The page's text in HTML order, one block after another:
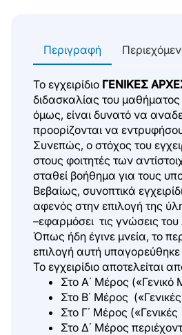
Περιγραφή
Το εγχειρίδιο ΓΕΝΙΚΕΣ
διδασκαλίας του μαθήματος
όμως, είναι δυνατό να
προορίζονται να
Συνεπώς, ο στόχος του
στους φοιτητές των
σταθεί βοήθημα για τους
Βεβαίως, συνοπτικά
αφενός στην επιλογή της
–εφαρμόσει τις γνώσεις
Όπως ήδη έγινε μνεία, το
επιλογή αυτή
Το εγχειρίδιο αποτελείται
Στο Α΄ Μέρος («Γενικό
Στο Β΄ Μέρος
Στο Γ΄ Μέρος
Στο Δ΄ Μέρος